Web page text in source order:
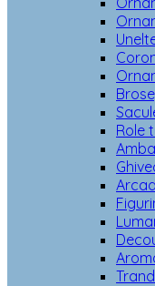
Role